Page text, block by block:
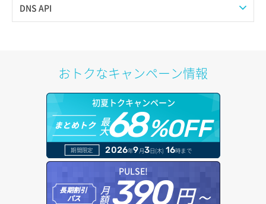
ポートデタッチ
ボリュームアタッチ
ボリュームデタッチ
Web公開
オブジェクトダウンロード
オブジェクトバージョン管理
オブジェクト一覧取得
オブジェクト削除
DNS API
ドメイン情報登録
ドメイン詳細取得
レコード一覧取得
レコード作成
おトクなキャンペーン情報
初夏トクキャンペーン
まとめトク 最
大68%OFF
期間限定 2026年9月3日(木) 16時まで
PULSE!
長期割引
パス
月
額390円～